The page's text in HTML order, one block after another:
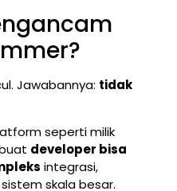
Jawabannya: tidak
seperti milik
developer bisa
integrasi,
skala besar.